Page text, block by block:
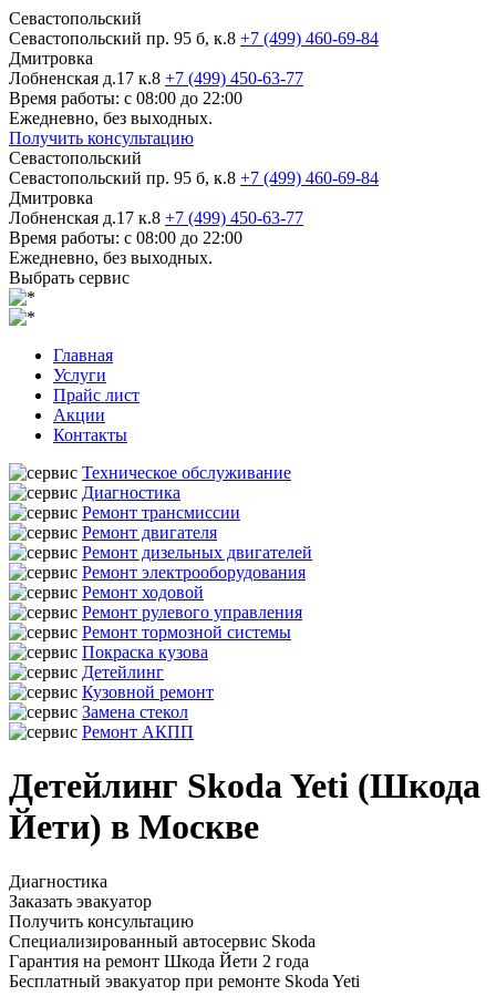
Севастопольский
Севастопольский пр. 95 б, к.8 +7 (499) 460-69-84
Дмитровка
Лобненская д.17 к.8 +7 (499) 450-63-77
Время работы: с 08:00 до 22:00
Ежедневно, без выходных.
Получить консультацию
Севастопольский
Севастопольский пр. 95 б, к.8 +7 (499) 460-69-84
Дмитровка
Лобненская д.17 к.8 +7 (499) 450-63-77
Время работы: с 08:00 до 22:00
Ежедневно, без выходных.
Выбрать сервис
Главная
Услуги
Прайс лист
Акции
Контакты
Техническое обслуживание
Диагностика
Ремонт трансмиссии
Ремонт двигателя
Ремонт дизельных двигателей
Ремонт электрооборудования
Ремонт ходовой
Ремонт рулевого управления
Ремонт тормозной системы
Покраска кузова
Детейлинг
Кузовной ремонт
Замена стекол
Ремонт АКПП
Детейлинг Skoda Yeti (Шкода
Йети) в Москве
Диагностика
Заказать эвакуатор
Получить консультацию
Специализированный автосервис Skoda
Гарантия на ремонт Шкода Йети 2 года
Бесплатный эвакуатор при ремонте Skoda Yeti